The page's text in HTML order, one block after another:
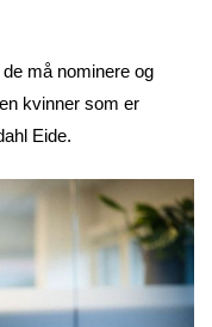
må nominere og
kvinner som er
Eide.